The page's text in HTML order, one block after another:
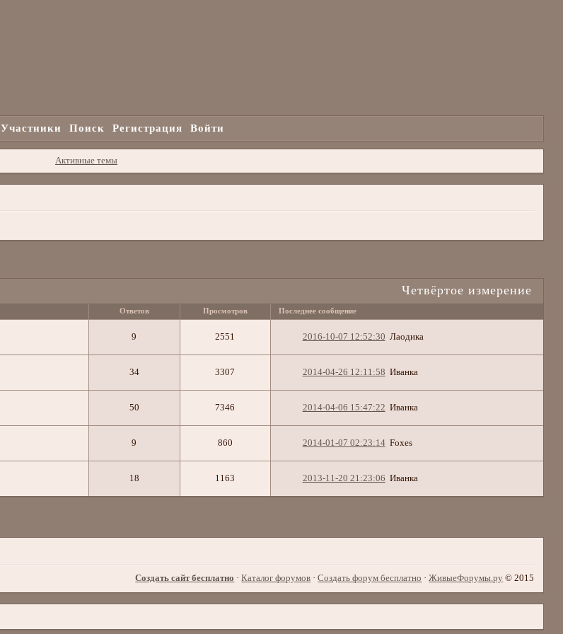
Участники Поиск Регистрация Войти
Активные темы
Четвёртое измерение
Ответов Просмотров Последнее сообщение
9 2551 2016-10-07 12:52:30 Лаодика
34 3307 2014-04-26 12:11:58 Иванка
50 7346 2014-04-06 15:47:22 Иванка
9 860 2014-01-07 02:23:14 Foxes
18 1163 2013-11-20 21:23:06 Иванка
Создать сайт бесплатно ·Каталог форумов ·Создать форум бесплатно ·ЖивыеФорумы.ру © 2015